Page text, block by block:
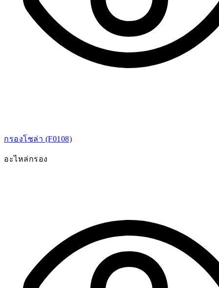
กรองโซล่า (F0108)
อะไหล่กรอง